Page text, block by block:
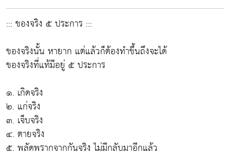
::: ของจริง ๕ ประการ :::
ของจริงนั้น หายาก แต่แล้วก็ต้องทำขึ้นถึงจะได้
ของจริงที่แท้มีอยู่ ๕ ประการ
๑. เกิดจริง
๒. แก่จริง
๓. เจ็บจริง
๔. ตายจริง
๕. พลัดพรากจากกันจริง ไม่มีกลับมาอีกแล้ว